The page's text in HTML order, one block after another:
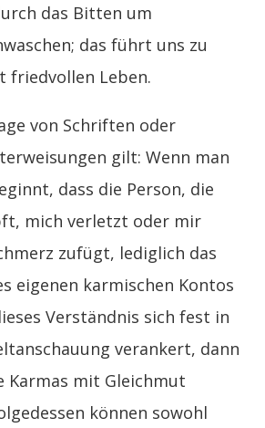
das Bitten um
das führt uns zu
friedvollen Leben.
von Schriften oder
gilt: Wenn man
dass die Person, die
mich verletzt oder mir
zufügt, lediglich das
eigenen karmischen Kontos
Verständnis sich fest in
verankert, dann
Karmas mit Gleichmut
können sowohl